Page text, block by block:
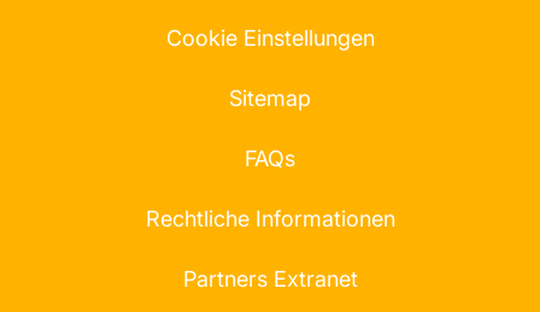
Cookie Einstellungen
Sitemap
FAQs
Rechtliche Informationen
Partners Extranet